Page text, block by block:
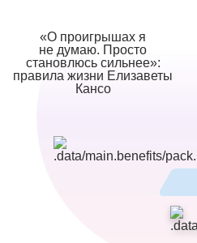
«О проигрышах я
не думаю. Просто
становлюсь сильнее»:
правила жизни Елизаветы
Кансо